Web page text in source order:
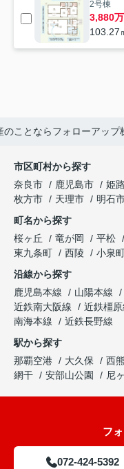
2号棟
3,880
103.27
のことならフォローアップ
市区町村から探す
奈良市
鹿児島市 姫
枚方市
天理市 明石
町名から探す
桜ヶ丘
竜が岡 平松
東九条町
西陵 小泉
沿線から探す
鹿児島本線
山陽本線
近鉄南大阪線
近鉄橿原
南海本線
近鉄長野線
駅から探す
那覇空港
大久保 西
網干
安部山公園 尼
フ
072-424-5392